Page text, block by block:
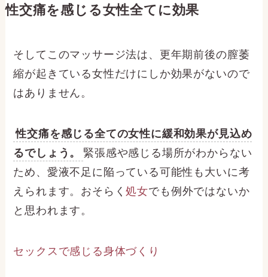
性交痛を感じる女性全てに効果
そしてこのマッサージ法は、更年期前後の膣萎
縮が起きている女性だけにしか効果がないので
はありません。
性交痛を感じる全ての女性に緩和効果が見込め
るでしょう。
緊張感や感じる場所がわからない
ため、愛液不足に陥っている可能性も大いに考
えられます。おそらく処女でも例外ではないか
と思われます。
セックスで感じる身体づくり